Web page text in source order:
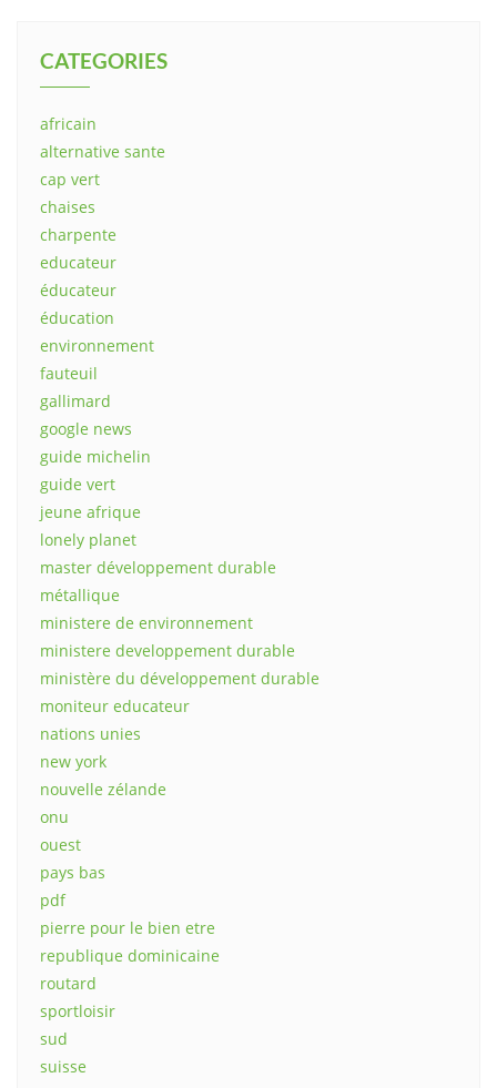
CATEGORIES
africain
alternative sante
cap vert
chaises
charpente
educateur
éducateur
éducation
environnement
fauteuil
gallimard
google news
guide michelin
guide vert
jeune afrique
lonely planet
master développement durable
métallique
ministere de environnement
ministere developpement durable
ministère du développement durable
moniteur educateur
nations unies
new york
nouvelle zélande
onu
ouest
pays bas
pdf
pierre pour le bien etre
republique dominicaine
routard
sportloisir
sud
suisse